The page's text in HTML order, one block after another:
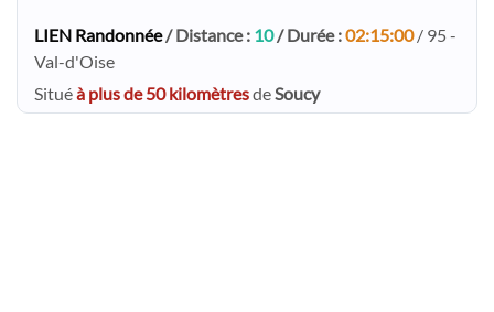
LIEN Randonnée/ Distance : 10/ Durée :02:15:00/ 95 -
Val-d'Oise
Situéà plus de 50 kilomètresdeSoucy